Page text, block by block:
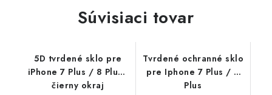
Súvisiaci tovar
5D tvrdené sklo pre
iPhone 7 Plus / 8 Plus -
čierny okraj
Tvrdené ochranné sklo
pre Iphone 7 Plus / 8
Plus